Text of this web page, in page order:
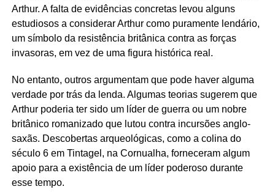
Arthur. A falta de evidências concretas levou alguns
estudiosos a considerar Arthur como puramente lendário,
um símbolo da resistência britânica contra as forças
invasoras, em vez de uma figura histórica real.
No entanto, outros argumentam que pode haver alguma
verdade por trás da lenda. Algumas teorias sugerem que
Arthur poderia ter sido um líder de guerra ou um nobre
britânico romanizado que lutou contra incursões anglo-
saxãs. Descobertas arqueológicas, como a colina do
século 6 em Tintagel, na Cornualha, forneceram algum
apoio para a existência de um líder poderoso durante
esse tempo.